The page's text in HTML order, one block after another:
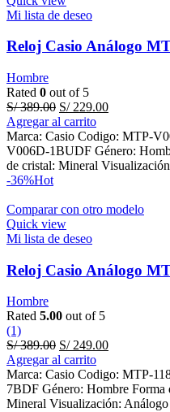
Mi lista de deseo
Reloj Casio Análogo
Hombre
Rated 0 out of 5
S/389.00 Original
price
was:
S/ 389.00.
S/229.00Current
is:
S/ 229.00.
Agregar al carrito
Marca: Casio Codigo: MTP-
V006D-1BUDF Género:
de cristal: Mineral
-36%Hot
Comparar con otro modelo
Quick view
Mi lista de deseo
Reloj Casio Análogo
Hombre
Rated 5.00 out of 5
(1)
S/389.00 Original
price
was:
S/ 389.00.
S/249.00Current
is:
S/ 249.00.
Agregar al carrito
Marca: Casio Codigo: MTP-
7BDF Género: Hombre Forma
Mineral Visualización: